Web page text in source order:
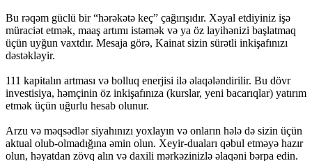
Bu rəqəm güclü bir “hərəkətə keç” çağırışıdır. Xəyal etdiyiniz işə
müraciət etmək, maaş artımı istəmək və ya öz layihənizi başlatmaq
üçün uyğun vaxtdır. Mesaja görə, Kainat sizin sürətli inkişafınızı
dəstəkləyir.
111 kapitalın artması və bolluq enerjisi ilə əlaqələndirilir. Bu dövr
investisiya, həmçinin öz inkişafınıza (kurslar, yeni bacarıqlar) yatırım
etmək üçün uğurlu hesab olunur.
Arzu və məqsədlər siyahınızı yoxlayın və onların hələ də sizin üçün
aktual olub-olmadığına əmin olun. Xeyir-duaları qəbul etməyə hazır
olun, həyatdan zövq alın və daxili mərkəzinizlə əlaqəni bərpa edin.